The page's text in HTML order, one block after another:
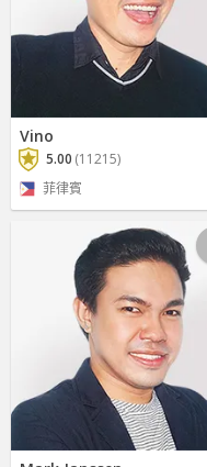
Vino
5.00 (11215)
菲律賓